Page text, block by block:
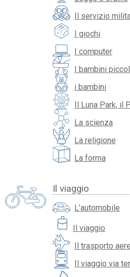
Il servizio
I giochi
I computer
I bambini
i bambini
Il Luna Park, il
La scienza
La religione
La forma
Il viaggio
L'automobile
travel_luggage_and_bags
Il viaggio
Il trasporto
Il viaggio via